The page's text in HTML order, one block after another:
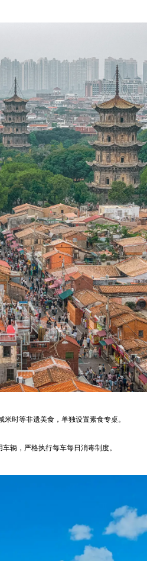
时等非遗美食，单独设置素食专桌。
辆，严格执行每车每日消毒制度。